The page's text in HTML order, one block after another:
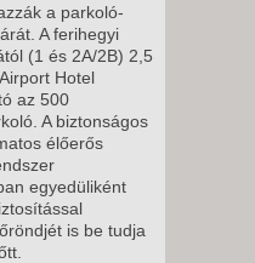
a parkoló-
A ferihegyi
(1 és 2A/2B) 2,5
Hotel
az 500
A biztonságos
élőerős
egyedüliként
is be tudja